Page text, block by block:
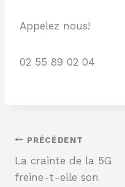
Appelez nous!
02 55 89 02 04
Navigation
De
PRÉCÉDENT
La crainte de la 5G
freine-t-elle son